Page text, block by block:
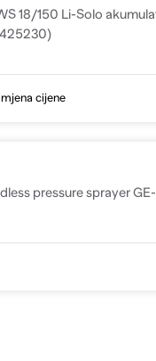
18/150 Li-Solo
cijene
pressure sprayer